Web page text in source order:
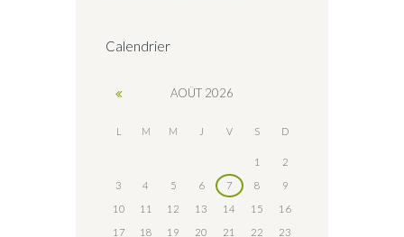
Calendrier
AOÛT 2026
L M M J V S D
1
2
3
4 5 6 7 8
9
10
11 12 13 14 15
16
17
18 19 20 21 22 23